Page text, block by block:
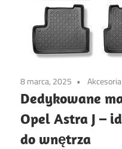
8 marca, 2025
Dedykowane
Opel Astra J –
do wnętrza